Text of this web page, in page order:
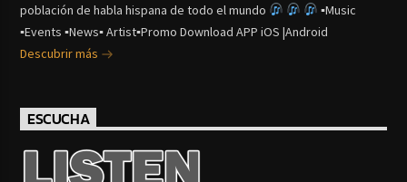
población de habla hispana de todo el mundo
▪Music
▪Events ▪News▪ Artist▪Promo Download APP iOS |Android
Descubrir más
ESCUCHA